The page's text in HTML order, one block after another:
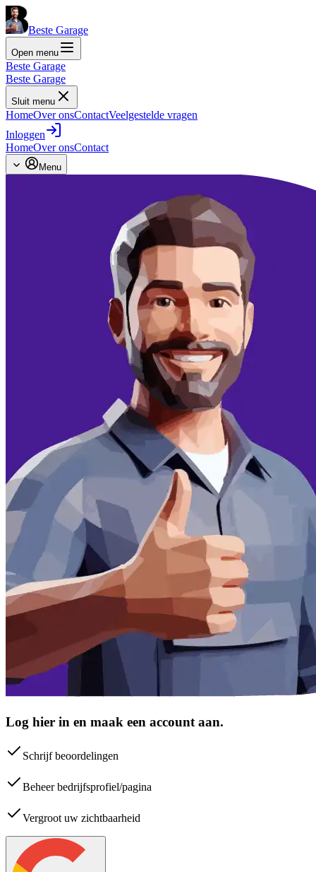
Beste Garage
Open menu
Beste Garage
Beste Garage
Sluit menu
HomeOver onsContactVeelgestelde vragen
Inloggen
HomeOver onsContact
Menu
Log hier in en maak een account aan.
Schrijf beoordelingen
Beheer bedrijfsprofiel/pagina
Vergroot uw zichtbaarheid